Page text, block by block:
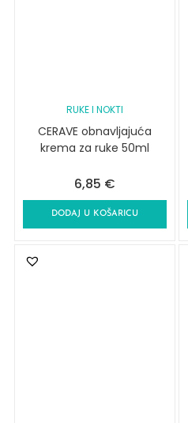
RUKE I NOKTI
CERAVE obnavljajuća
krema za ruke 50ml
6,85 €
DODAJ U KOŠARICU